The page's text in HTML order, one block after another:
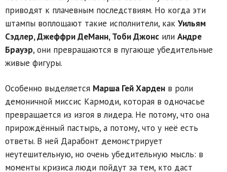
приводят к плачевным последствиям. Но когда эти
штампы воплощают такие исполнители, как Уильям
Сэдлер, Джеффри ДеМанн, Тоби Джонс или Андре
Брауэр, они превращаются в пугающе убедительные
живые фигуры.
Особенно выделяется Марша Гей Харден в роли
демоничной миссис Кармоди, которая в одночасье
превращается из изгоя в лидера. Не потому, что она
прирождённый пастырь, а потому, что у неё есть
ответы. В ней Дарабонт демонстрирует
неутешительную, но очень убедительную мысль: в
моменты кризиса люди пойдут за тем, кто даст